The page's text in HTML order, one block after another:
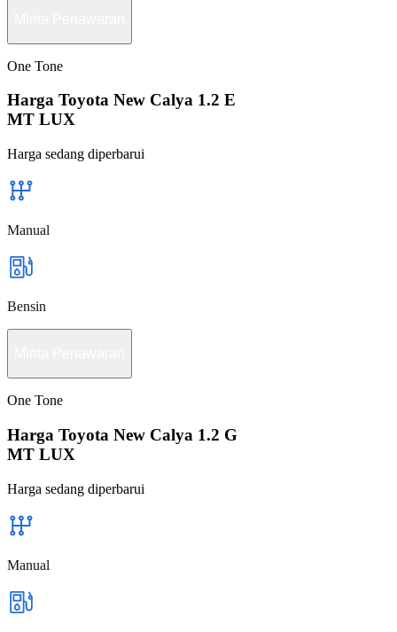
One Tone
Harga Toyota New Calya 1.2 E
MT LUX
Harga sedang diperbarui
Manual
Bensin
One Tone
Harga Toyota New Calya 1.2 G
MT LUX
Harga sedang diperbarui
Manual